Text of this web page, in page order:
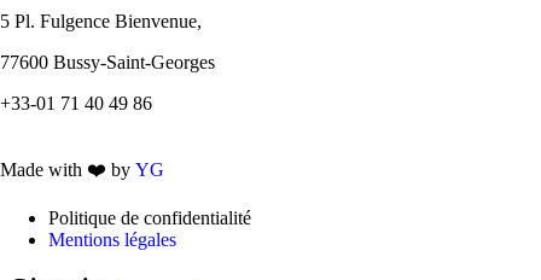
5 Pl. Fulgence Bienvenue,
77600 Bussy-Saint-Georges
+33-01 71 40 49 86
Made with ❤️ by YG
Politique de confidentialité
Mentions légales